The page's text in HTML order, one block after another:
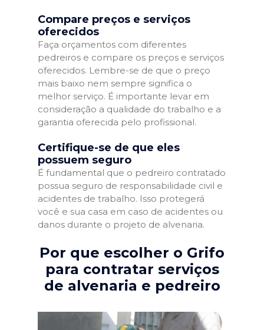
Compare preços e serviços
oferecidos
Faça orçamentos com diferentes
pedreiros e compare os preços e serviços
oferecidos. Lembre-se de que o preço
mais baixo nem sempre significa o
melhor serviço. É importante levar em
consideração a qualidade do trabalho e a
garantia oferecida pelo profissional.
Certifique-se de que eles
possuem seguro
É fundamental que o pedreiro contratado
possua seguro de responsabilidade civil e
acidentes de trabalho. Isso protegerá
você e sua casa em caso de acidentes ou
danos durante o projeto de alvenaria.
Por que escolher o Grifo
para contratar serviços
de alvenaria e pedreiro